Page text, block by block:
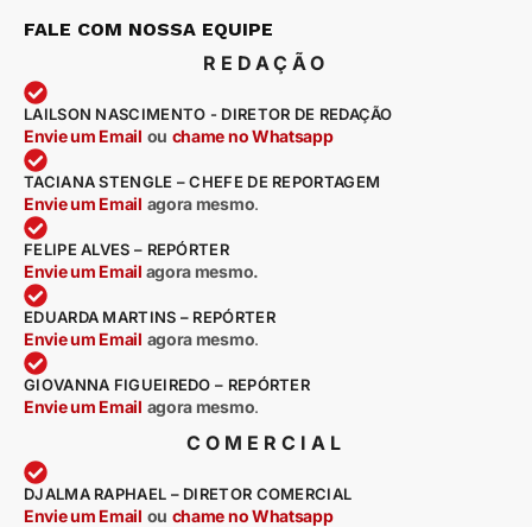
FALE COM NOSSA EQUIPE
REDAÇÃO
LAILSON NASCIMENTO - DIRETOR DE REDAÇÃO
Envie um Email ou chame no Whatsapp
TACIANA STENGLE – CHEFE DE REPORTAGEM
Envie um Email agora mesmo.
FELIPE ALVES – REPÓRTER
Envie um Email agora mesmo.
EDUARDA MARTINS – REPÓRTER
Envie um Email agora mesmo.
GIOVANNA FIGUEIREDO – REPÓRTER
Envie um Email agora mesmo.
COMERCIAL
DJALMA RAPHAEL – DIRETOR COMERCIAL
Envie um Email ou chame no Whatsapp